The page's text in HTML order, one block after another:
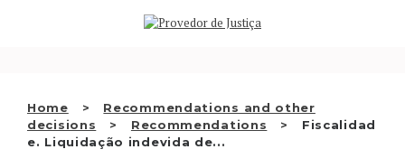
Home
Recommendations and other
decisions
Recommendations
Fiscalidad
e. Liquidação indevida de...
WHO WE ARE
INSTITUTION